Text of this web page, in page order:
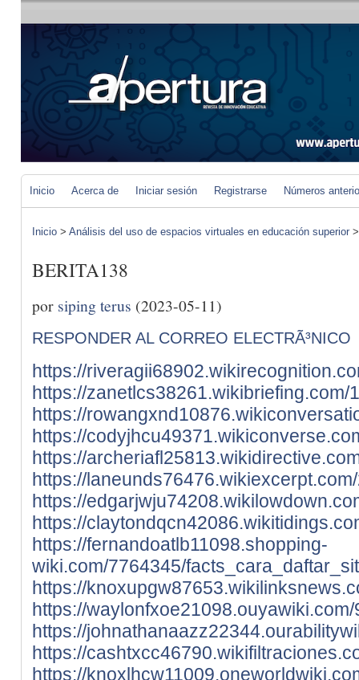
Inicio Acerca de Iniciar sesión Registrarse Números
Inicio > Análisis del uso de espacios virtuales en educación superior
BERITA138
por siping terus (2023-05-11)
RESPONDER AL CORREO ELECTRÃ³NICO
https://
https://
https://
https://
https://
https://
https://
https://
https://fernandoatlb11098.shopping-
wiki.com/7764345/
https://
https://
https://
https://
https://